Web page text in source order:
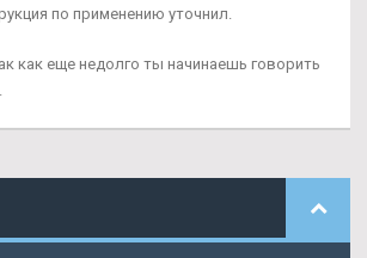
по применению уточнил.
как еще недолго ты начинаешь говорить